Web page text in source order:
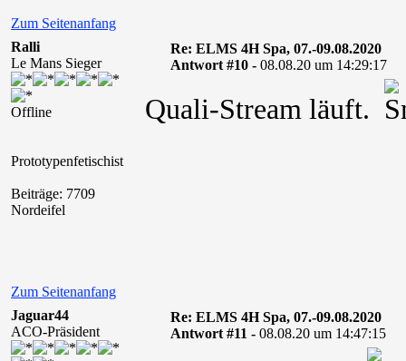
Zum Seitenanfang
Ralli
Le Mans Sieger
Offline
Prototypenfetischist
Beiträge: 7709
Nordeifel
Re: ELMS 4H Spa, 07.-09.08.2020
Antwort #10 - 08.08.20 um 14:29:17
Quali-Stream läuft.
Zum Seitenanfang
Jaguar44
ACO-Präsident
Re: ELMS 4H Spa, 07.-09.08.2020
Antwort #11 - 08.08.20 um 14:47:15